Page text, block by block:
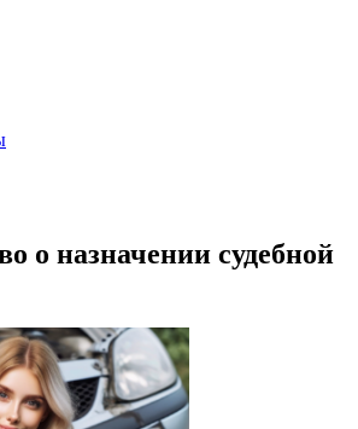
о назначении судебной